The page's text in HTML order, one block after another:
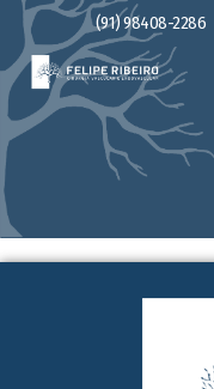
(91) 98408-2286